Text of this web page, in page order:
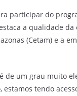
participar do
a qualidade da
(Cetam) e a
de um grau muito
tendo